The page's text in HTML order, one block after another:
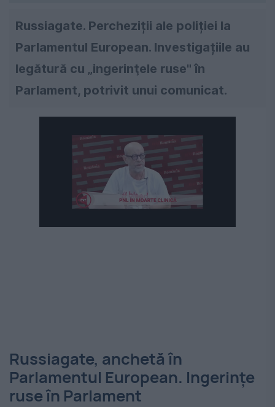
Russiagate. Percheziții ale poliției la
Parlamentul European. Investigațiile au
legătură cu „ingerinţele ruse" în
Parlament, potrivit unui comunicat.
Russiagate, anchetă în
Parlamentul European. Ingerinţe
ruse în Parlament